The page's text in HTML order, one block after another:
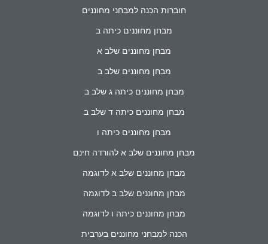
חוברות הכנה למבחני מחוננים
מבחן מחוננים כיתה ב
מבחן מחוננים שלב א
מבחן מחוננים שלב ב
מבחן מחוננים כיתה ג שלב ב
מבחן מחוננים כיתה ד שלב ב
מבחן מחוננים כיתה ו
מבחן מחוננים שלב א להורדה חינם
מבחן מחוננים שלב א לדוגמה
מבחן מחוננים שלב ב לדוגמה
מבחן מחוננים כיתה ו לדוגמה
הכנה למבחני מחוננים בערבית